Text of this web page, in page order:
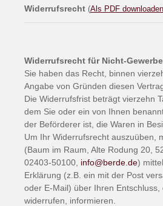
Widerrufsrecht (Als PDF downloaden
Widerrufsrecht für Nicht-
Sie haben das Recht, binnen
Angabe von Gründen diesen
Die Widerrufsfrist beträgt vierzehn
dem Sie oder ein von Ihnen
der Beförderer ist, die Waren in
Um Ihr Widerrufsrecht auszuüben,
(Baum im Raum, Alte Rodung 20,
02403-50100, info@berde.de)
Erklärung (z.B. ein mit der Post
oder E-Mail) über Ihren Entschluss,
widerrufen, informieren.